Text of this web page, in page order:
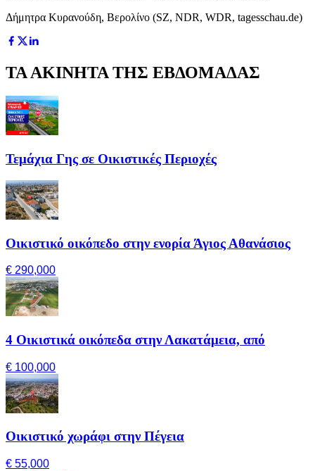
Δήμητρα Κυρανούδη, Βερολίνο (SZ, NDR, WDR, tagesschau.de)
ΤΑ ΑΚΙΝΗΤΑ ΤΗΣ ΕΒΔΟΜΑΔΑΣ
Τεμάχια Γης σε Οικιστικές Περιοχές
Οικιστικό οικόπεδο στην ενορία Άγιος Αθανάσιος
€ 290,000
4 Οικιστικά οικόπεδα στην Λακατάμεια, από
€ 100,000
Οικιστικό χωράφι στην Πέγεια
€ 55,000